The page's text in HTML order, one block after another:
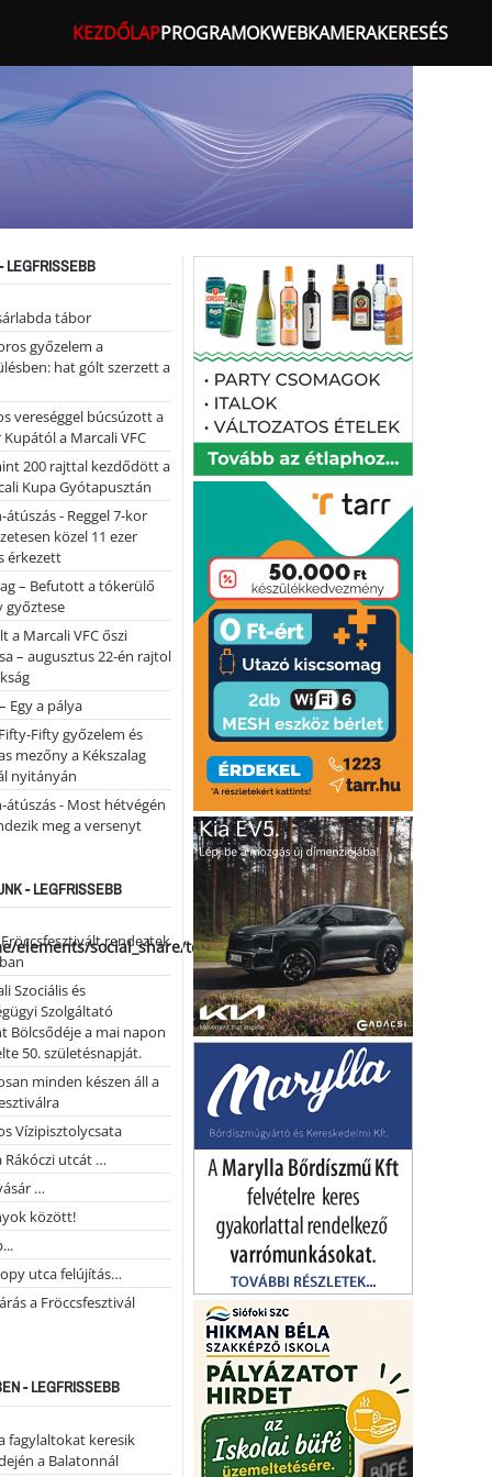
KEZDŐLAPPROGRAMOKWEBKAMERAKERESÉS
elements/social_share/templates/template.php
LEGFRISSEBB
tábor
győzelem a
hat gólt szerzett a
vereséggel búcsúzott a
a Marcali VFC
200 rajttal kezdődött a
Kupa Gyótapusztán
átúszás - Reggel 7-kor
közel 11 ezer
érkezett
– Befutott a tókerülő
győztese
a Marcali VFC őszi
– augusztus 22-én rajtol
Egy a pálya
Fifty győzelem és
mezőny a Kékszalag
nyitányán
átúszás - Most hétvégén
meg a versenyt
- LEGFRISSEBB
rendeztek
Szociális és
Szolgáltató
Bölcsődéje a mai napon
50. születésnapját.
minden készen áll a
Vízipisztolycsata
Rákóczi utcát …
…
között!
utca felújítás…
a Fröccsfesztivál
- LEGFRISSEBB
fagylaltokat keresik
a Balatonnál